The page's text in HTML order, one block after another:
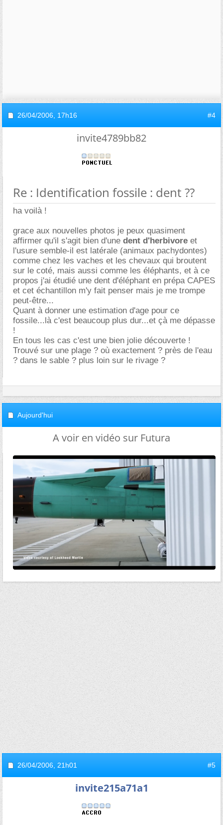
26/04/2006, 17h16 #4
invite4789bb82
Re : Identification fossile : dent ??
ha voilà !
grace aux nouvelles photos je peux quasiment
affirmer qu'il s'agit bien d'une dent d'herbivore et
l'usure semble-il est latérale (animaux pachydontes)
comme chez les vaches et les chevaux qui broutent
sur le coté, mais aussi comme les éléphants, et à ce
propos j'ai étudié une dent d'éléphant en prépa CAPES
et cet échantillon m'y fait penser mais je me trompe
peut-être...
Quant à donner une estimation d'age pour ce
fossile...là c'est beaucoup plus dur...et çà me dépasse
!
En tous les cas c'est une bien jolie découverte !
Trouvé sur une plage ? où exactement ? près de l'eau
? dans le sable ? plus loin sur le rivage ?
Aujourd'hui
A voir en vidéo sur Futura
26/04/2006, 21h01 #5
invite215a71a1